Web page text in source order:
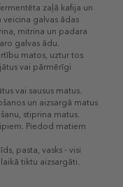
zaļā kafija un
galvas ādas
mitrina un padara
galvas ādu.
matos, uztur tos
vai pārmērīgi
vai sausus matus.
un aizsargā matus
stiprina matus.
Piedod matiem
pasta, vasks - visi
tiktu aizsargāti.